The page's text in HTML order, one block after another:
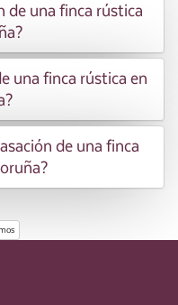
de una finca rústica
una finca rústica en
de una finca